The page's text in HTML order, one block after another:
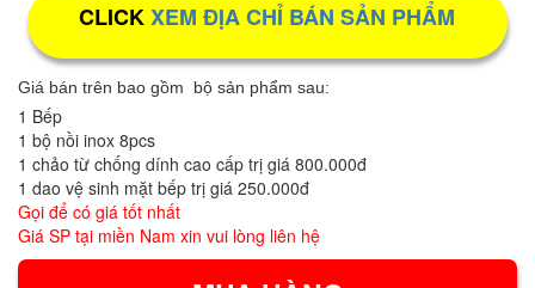
CLICKXEM ĐỊA CHỈ BÁN SẢN PHẨM
Giá bán trên bao gồm bộ sản phẩm sau:
1 Bếp
1 bộ nồi inox 8pcs
1 chảo từ chống dính cao cấp trị giá 800.000đ
1 dao vệ sinh mặt bếp trị giá 250.000đ
Gọi để có giá tốt nhất
Giá SP tại miền Nam xin vui lòng liên hệ